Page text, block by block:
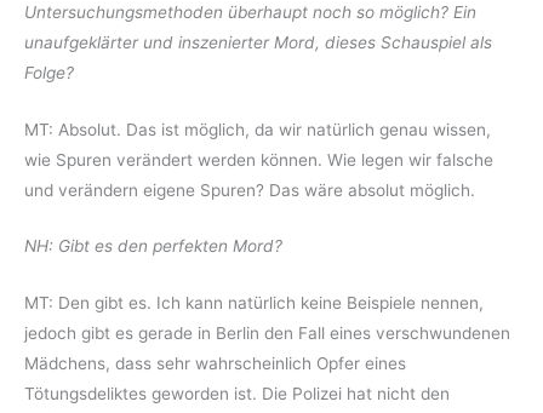
Untersuchungsmethoden überhaupt noch so möglich? Ein
unaufgeklärter und inszenierter Mord, dieses Schauspiel als
Folge?
MT: Absolut. Das ist möglich, da wir natürlich genau wissen,
wie Spuren verändert werden können. Wie legen wir falsche
und verändern eigene Spuren? Das wäre absolut möglich.
NH: Gibt es den perfekten Mord?
MT: Den gibt es. Ich kann natürlich keine Beispiele nennen,
jedoch gibt es gerade in Berlin den Fall eines verschwundenen
Mädchens, dass sehr wahrscheinlich Opfer eines
Tötungsdeliktes geworden ist. Die Polizei hat nicht den